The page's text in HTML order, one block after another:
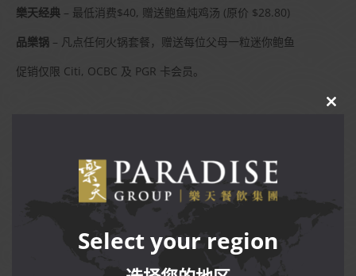
樂天经典 – 最低消费$40, 赠送鲍鱼炖鸡汤 (原价 $28.80)
品樂锅 – 凡点任何火锅套餐，赠送每位父母一粒迷你鲍鱼
促销仅限 Citi, OCBC 及 PGR 卡会员。
Terms and Conditions
双亲节特备菜肴每日可享用至2026年6月28日，可堂食和外
带于参与餐厅，除了樂天小香港 (ION Orchard、Marina
赠送菜品只限堂食，仅限 Citi与OCBC信用卡或借记卡用户，
以及PGR会员。
顾客须使用有效的（Citi）或（OCBC）信用卡或借记卡付
Select your region